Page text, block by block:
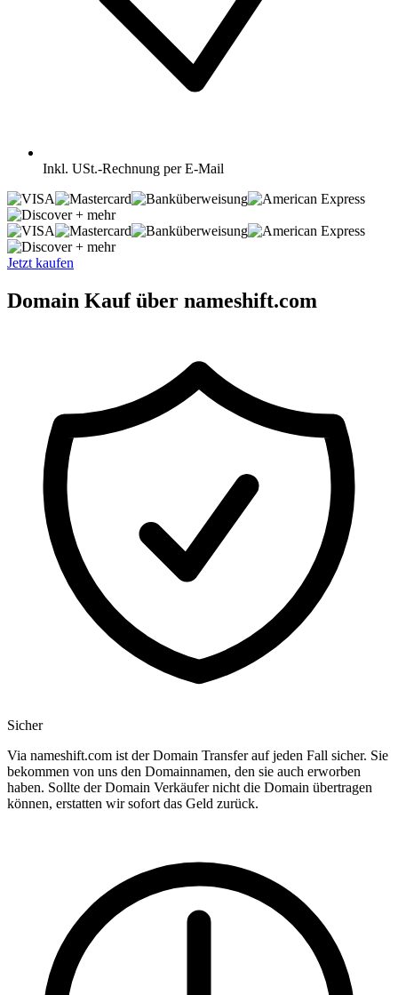
Inkl. USt.-Rechnung per E-Mail
+ mehr
+ mehr
Jetzt kaufen
Domain Kauf über nameshift.com
Sicher
Via nameshift.com ist der Domain Transfer auf jeden Fall sicher. Sie
bekommen von uns den Domainnamen, den sie auch erworben
haben. Sollte der Domain Verkäufer nicht die Domain übertragen
können, erstatten wir sofort das Geld zurück.